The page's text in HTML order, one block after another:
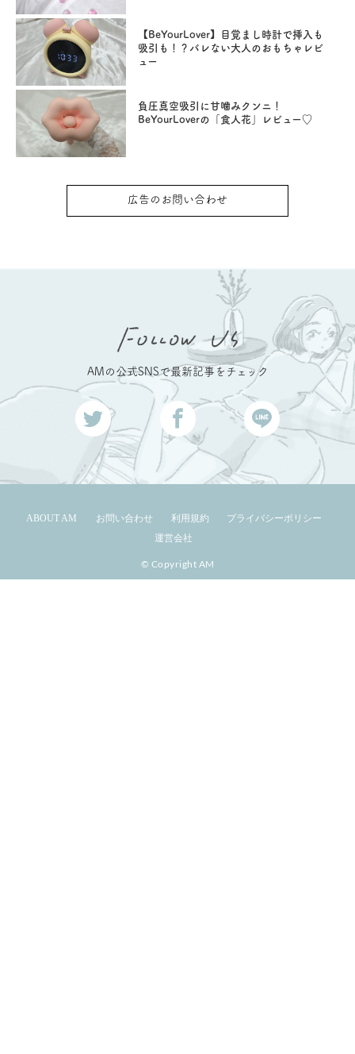
【BeYourLover】目覚まし時計で挿入も
吸引も！？バレない大人のおもちゃレビ
ュー
負圧真空吸引に甘噛みクンニ！
BeYourLoverの「食人花」レビュー♡
広告のお問い合わせ
AMの公式SNSで最新記事をチェック
ABOUT AM お問い合わせ 利用規約
プライバシーポリシー
運営会社
© Copyright AM